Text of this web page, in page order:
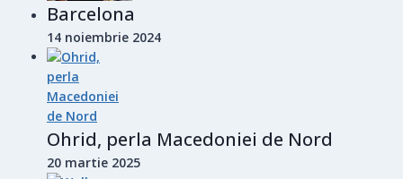
Barcelona
14 noiembrie 2024
Ohrid, perla Macedoniei de Nord
20 martie 2025